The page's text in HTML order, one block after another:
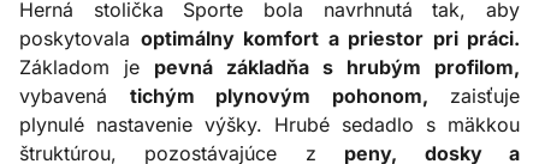
Herná stolička Sporte bola navrhnutá tak, aby
poskytovala optimálny komfort a priestor pri práci.
Základom je pevná základňa s hrubým profilom,
vybavená tichým plynovým pohonom, zaisťuje
plynulé nastavenie výšky. Hrubé sedadlo s mäkkou
štruktúrou, pozostávajúce z peny, dosky a